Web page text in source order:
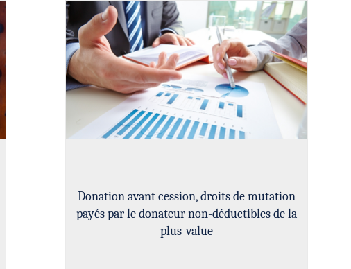
Donation avant cession, droits de mutation
payés par le donateur non-déductibles de la
plus-value